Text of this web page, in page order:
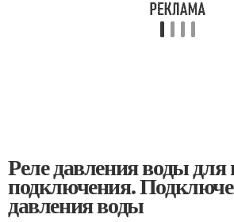
Реле давления воды для
подключения.
давления воды